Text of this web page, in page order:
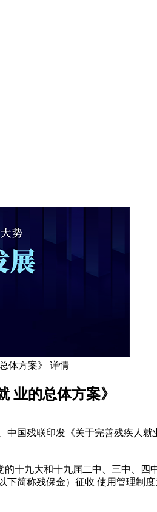
体方案》 详情
业的总体方案》
国残联印发《关于完善残疾人
十九大和十九届二中、三中、
简称残保金）征收 使用管理制